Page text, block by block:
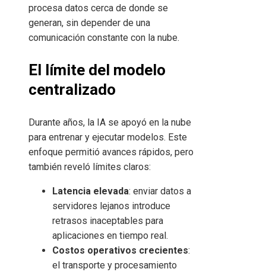
procesa datos cerca de donde se
generan, sin depender de una
comunicación constante con la nube.
El límite del modelo
centralizado
Durante años, la IA se apoyó en la nube
para entrenar y ejecutar modelos. Este
enfoque permitió avances rápidos, pero
también reveló límites claros:
Latencia elevada: enviar datos a
servidores lejanos introduce
retrasos inaceptables para
aplicaciones en tiempo real.
Costos operativos crecientes:
el transporte y procesamiento